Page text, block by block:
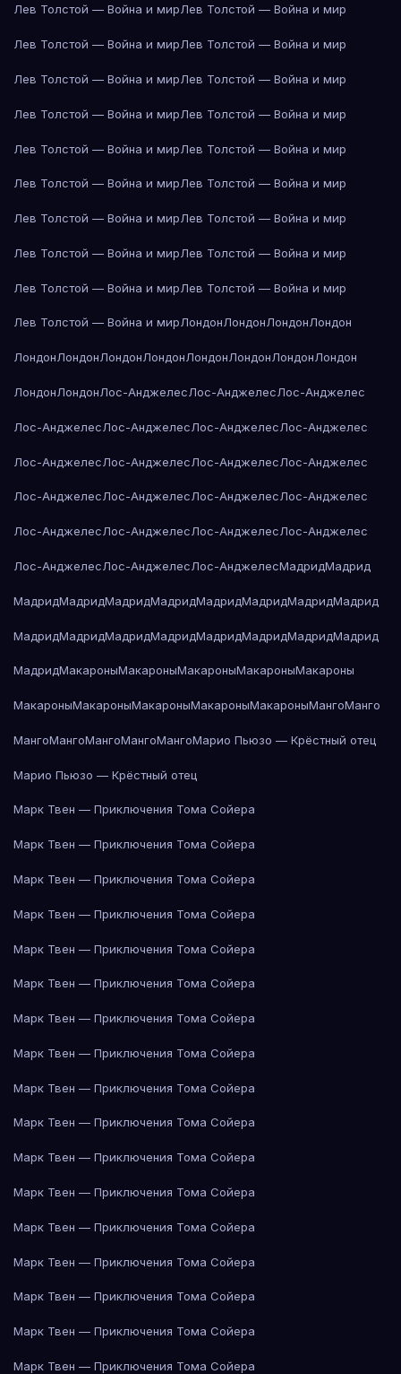
Лев Толстой — Война и мирЛев Толстой — Война и мир
Лев Толстой — Война и мирЛев Толстой — Война и мир
Лев Толстой — Война и мирЛев Толстой — Война и мир
Лев Толстой — Война и мирЛев Толстой — Война и мир
Лев Толстой — Война и мирЛев Толстой — Война и мир
Лев Толстой — Война и мирЛев Толстой — Война и мир
Лев Толстой — Война и мирЛев Толстой — Война и мир
Лев Толстой — Война и мирЛев Толстой — Война и мир
Лев Толстой — Война и мирЛев Толстой — Война и мир
Лев Толстой — Война и мирЛондонЛондонЛондонЛондон
ЛондонЛондонЛондонЛондонЛондонЛондонЛондонЛондон
ЛондонЛондонЛос-АнджелесЛос-АнджелесЛос-Анджелес
Лос-АнджелесЛос-АнджелесЛос-АнджелесЛос-Анджелес
Лос-АнджелесЛос-АнджелесЛос-АнджелесЛос-Анджелес
Лос-АнджелесЛос-АнджелесЛос-АнджелесЛос-Анджелес
Лос-АнджелесЛос-АнджелесЛос-АнджелесЛос-Анджелес
Лос-АнджелесЛос-АнджелесЛос-АнджелесМадридМадрид
МадридМадридМадридМадридМадридМадридМадридМадрид
МадридМадридМадридМадридМадридМадридМадридМадрид
МадридМакароныМакароныМакароныМакароныМакароны
МакароныМакароныМакароныМакароныМакароныМангоМанго
МангоМангоМангоМангоМангоМарио Пьюзо — Крёстный отец
Марио Пьюзо — Крёстный отец
Марк Твен — Приключения Тома Сойера
Марк Твен — Приключения Тома Сойера
Марк Твен — Приключения Тома Сойера
Марк Твен — Приключения Тома Сойера
Марк Твен — Приключения Тома Сойера
Марк Твен — Приключения Тома Сойера
Марк Твен — Приключения Тома Сойера
Марк Твен — Приключения Тома Сойера
Марк Твен — Приключения Тома Сойера
Марк Твен — Приключения Тома Сойера
Марк Твен — Приключения Тома Сойера
Марк Твен — Приключения Тома Сойера
Марк Твен — Приключения Тома Сойера
Марк Твен — Приключения Тома Сойера
Марк Твен — Приключения Тома Сойера
Марк Твен — Приключения Тома Сойера
Марк Твен — Приключения Тома Сойера